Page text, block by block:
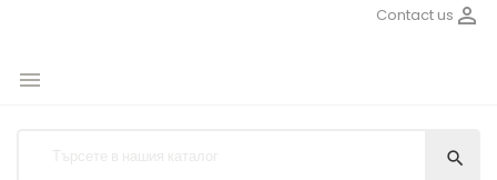

Contact us

